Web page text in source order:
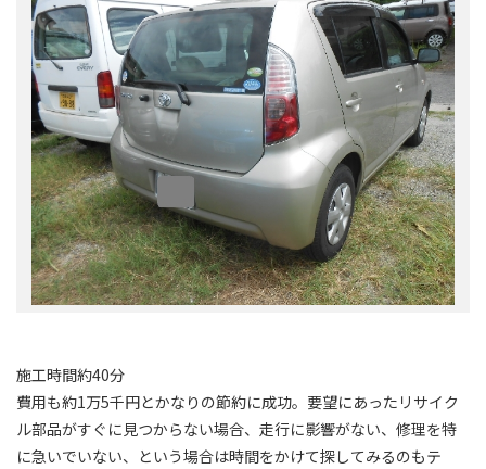
施工時間約40分
費用も約1万5千円とかなりの節約に成功。要望にあったリサイク
ル部品がすぐに見つからない場合、走行に影響がない、修理を特
に急いでいない、という場合は時間をかけて探してみるのもテ